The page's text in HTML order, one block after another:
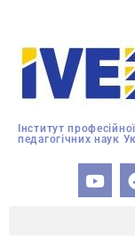
Інститут
педагогічних наук